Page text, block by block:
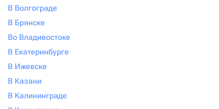
нужное количество.
В Волгограде
В Брянске
Во Владивостоке
В Екатеринбурге
В Ижевске
В Казани
В Калининграде